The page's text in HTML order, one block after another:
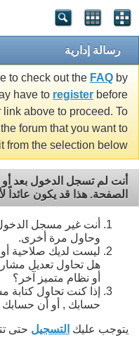
رسالة إدارية
to check out the FAQ by
have to register before
above to proceed. To
forum that you want to
from the selection below.
أنت لم تسجل الدخول بعد أو
الصفحة. هذا قد يكون عائداً
أنت غير مسجل
وحاول مرة أخرى.
ليست لديك صلاحية
هل تحاول تعديل
أو نظام متميز آخر؟
إذا كنت تحاول كتابة
حسابك , أو أن حسابك
يتوجب عليك التسجيل حتى